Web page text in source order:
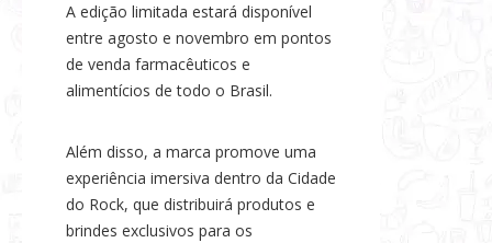
A edição limitada estará disponível
entre agosto e novembro em pontos
de venda farmacêuticos e
alimentícios de todo o Brasil.
Além disso, a marca promove uma
experiência imersiva dentro da Cidade
do Rock, que distribuirá produtos e
brindes exclusivos para os